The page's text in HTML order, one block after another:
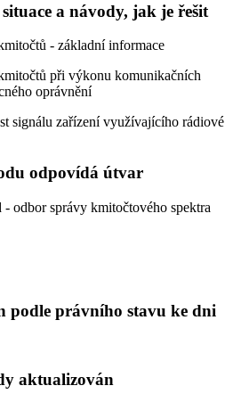
a návody, jak je řešit
- základní informace
při výkonu komunikačních
oprávnění
signálu zařízení využívajícího rádiové
odpovídá útvar
odbor správy kmitočtového spektra
podle právního stavu ke dni
aktualizován